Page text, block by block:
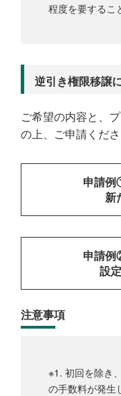
程度を要するこ
逆引き権限移譲
ご希望の内容と、
の上、ご申請くださ
申請
新
申請
設
注意事項
※1. 初回を除き
の手数料が発生